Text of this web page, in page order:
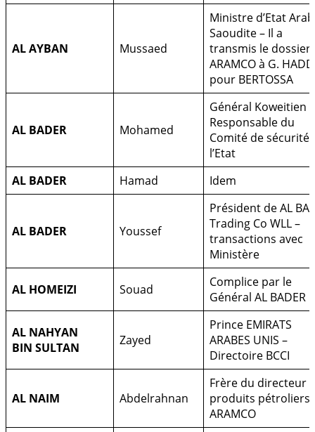
AL AYBAN Mussaed
Ministre d’Etat
Saoudite – Il a
transmis le dossier
ARAMCO à G.
pour BERTOSSA
AL BADER Mohamed
Général Koweitien –
Responsable du
Comité de sécurité
l’Etat
AL BADER
Hamad Idem
AL BADER Youssef
Président de AL
Trading Co WLL –
transactions avec
Ministère
AL HOMEIZI Souad
Complice par le
Général AL BADER
AL NAHYAN
BIN SULTAN
Zayed
Prince EMIRATS
ARABES UNIS –
Directoire BCCI
AL NAIM Abdelrahnan
Frère du directeur
produits pétroliers
ARAMCO